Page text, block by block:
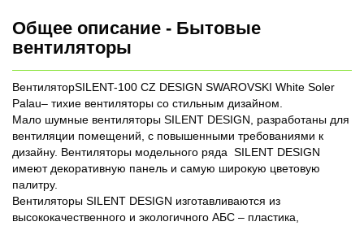
Общее описание - Бытовые
вентиляторы
ВентиляторSILENT-100 CZ DESIGN SWAROVSKI White Soler
Palau– тихие вентиляторы со стильным дизайном.
Мало шумные вентиляторы SILENT DESIGN, разработаны для
вентиляции помещений, с повышенными требованиями к
дизайну. Вентиляторы модельного ряда SILENT DESIGN
имеют декоративную панель и самую широкую цветовую
палитру.
Вентиляторы SILENT DESIGN изготавливаются из
высококачественного и экологичного АБС – пластика,